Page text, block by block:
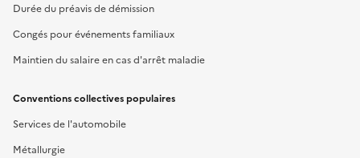
Durée du préavis de démission
Congés pour événements familiaux
Maintien du salaire en cas d'arrêt maladie
Conventions collectives populaires
Services de l'automobile
Métallurgie